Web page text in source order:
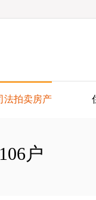
法拍卖房产
户